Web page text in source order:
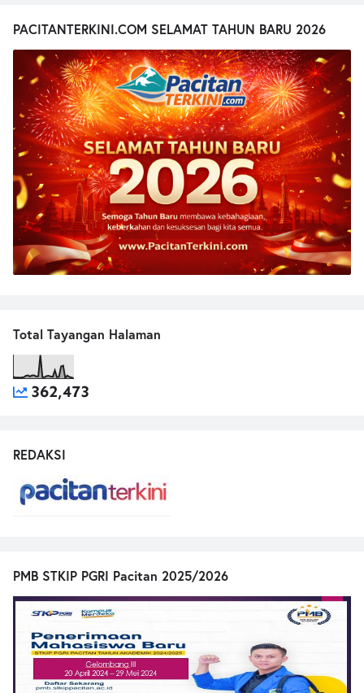
PACITANTERKINI.COM SELAMAT TAHUN BARU 2026
Total Tayangan Halaman
362,473
REDAKSI
PMB STKIP PGRI Pacitan 2025/2026